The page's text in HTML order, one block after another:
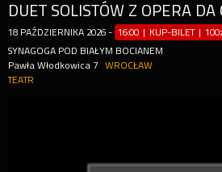
DUET SOLISTÓW Z OPERA
18 PAŹDZIERNIKA 2026 - 16:00 | KUP-BILET |
SYNAGOGA POD BIAŁYM BOCIANEM
Pawła Włodkowica 7
WROCŁAW
TEATR